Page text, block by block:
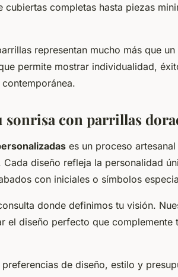
completas hasta piezas
representan mucho más que
permite mostrar individualidad,
sonrisa con parrillas
es un proceso
diseño refleja la personalidad
con iniciales o símbolos
donde definimos tu visión.
el diseño perfecto que complemente
preferencias de diseño, estilo y